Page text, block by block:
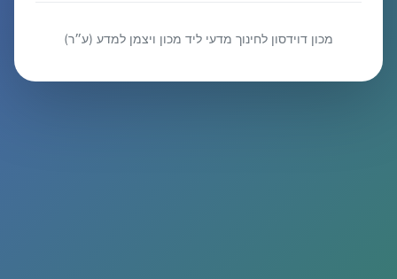
מכון דוידסון לחינוך מדעי ליד מכון ויצמן למדע (ע״ר)